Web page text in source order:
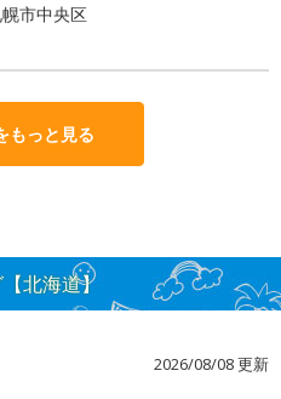
市中央区
もっと見る
北海道】
2026/08/08 更新